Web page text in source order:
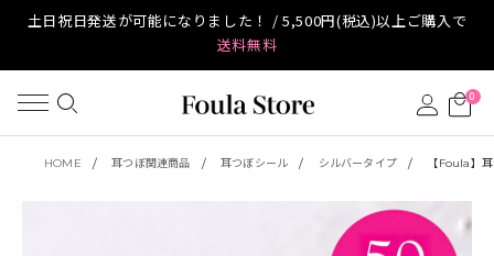
土日祝日発送が可能になりました！ / 5,500円(税込)以上ご購入で
送料無料
0
HOME 耳つぼ関連商品 耳つぼシール シルバータイプ 【Foula】